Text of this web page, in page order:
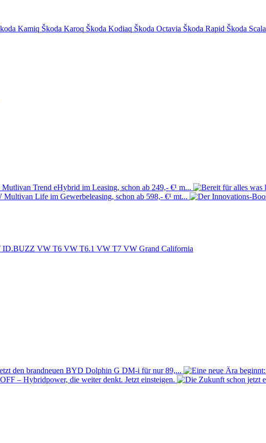
Kamiq Škoda Karoq Škoda Kodiaq Škoda Octavia Škoda Rapid Škoda Scala
ID.BUZZ VW T6 VW T6.1 VW T7 VW Grand California